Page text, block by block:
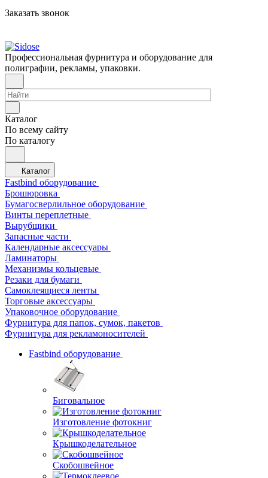
Заказать звонок
Профессиональная фурнитура и оборудование для
полиграфии, рекламы, упаковки.
Каталог
По всему сайту
По каталогу
Каталог
Fastbind оборудование
Брошюровка
Бумагосверлильное оборудование
Винты переплетные
Вырубщики
Запасные части
Календарные аксессуары
Ламинаторы
Механизмы кольцевые
Резаки для бумаги
Самоклеящиеся ленты
Торговые аксессуары
Упаковочное оборудование
Фурнитура для папок, сумок, пакетов
Фурнитура для рекламоносителей
Fastbind оборудование
Биговальное
Изготовление фотокниг
Крышкоделательное
Скобошвейное